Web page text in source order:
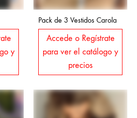
y
Pack de 3 Vestidos Carola
Accede o Regístrate
para ver el catálogo y
precios